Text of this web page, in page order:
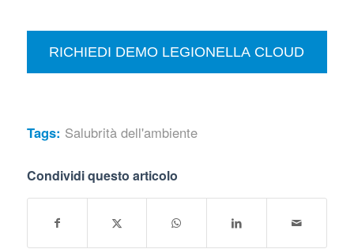
Tags: Salubrità dell'ambiente
Condividi questo articolo